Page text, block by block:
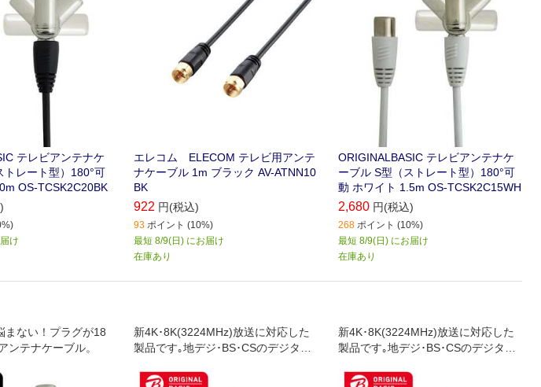
テレビアンテナケ
トレート型）180°可
OS-TCSK2C20BK
け
エレコム ELECOM テレビ用アンテ
ナケーブル 1m ブラック AV-ATNN10
BK
922 円(税込)
93 ポイント (10%)
最短 8/9(日) にお届け
在庫あり
ORIGINALBASIC テレビアンテナケ
ーブル S型（ストレート型）180°可
動 ホワイト 1.5m OS-TCSK2C15WH
2,680 円(税込)
268 ポイント (10%)
最短 8/9(日) にお届け
在庫あり
まない！プラグが18
ンテナケーブル。
新4K･8K(3224MHz)放送に対応した
製品です｡地デジ･BS･CSのデジタル
ます｡壁面のテレビ端子とテレビ､レ
新4K･8K(3224MHz)放送に対応した
製品です｡地デジ･BS･CSのデジタル
ます｡壁面のテレビ端子とテレビ､レ